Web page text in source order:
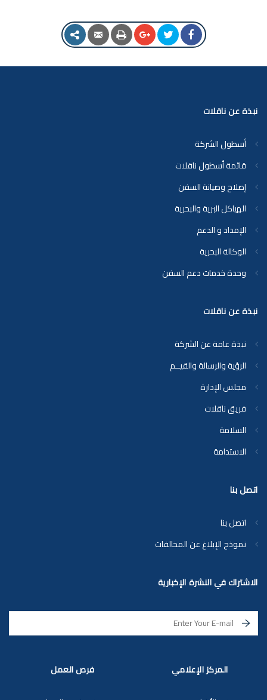
اتصل بنا
اتصل بنا
نموذج الإبلاغ عن المخالفات
الاشتراك في النشرة الإخبارية
فرص العمل المركز الإعلامي
نبذة عن ناقلات
أسطول الشركة
قائمة أسطول ناقلات
إصلاح وصيانة السفن
الهياكل البرية والبحرية
الإمداد و الدعم
الوكالة البحرية
وحدة خدمات دعم السفن
نبذة عن ناقلات
نبذة عامة عن الشركة
الرؤية والرسالة والقيــم
مجلس الإدارة
فريق ناقلات
السلامة
الاستدامة